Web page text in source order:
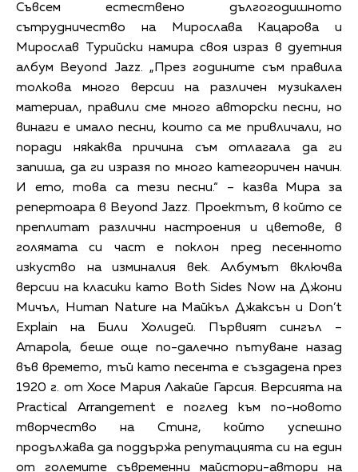
Съвсем естествено дългогодишното
сътрудничество на Мирослава Кацарова и
Мирослав Турийски намира своя израз в дуетния
албум Beyond Jazz. „През годините съм правила
толкова много версии на различен музикален
материал, правили сме много авторски песни, но
винаги е имало песни, които са ме привличали, но
поради някаква причина съм отлагала да ги
запиша, да ги изразя по много категоричен начин.
И ето, това са тези песни.“ – казва Мира за
репертоара в Beyond Jazz. Проектът, в който се
преплитат различни настроения и цветове, в
голямата си част е поклон пред песенното
изкуство на изминалия век. Албумът включва
версии на класики като Both Sides Now на Джони
Мичъл, Human Nature на Майкъл Джаксън и Don’t
Explain на Били Холидей. Първият сингъл –
Amapola, беше още по-далечно пътуване назад
във времето, тъй като песента е създадена през
1920 г. от Хосе Мария Лакайе Гарсия. Версията на
Practical Arrangement е поглед към по-новото
творчество на Стинг, който успешно
продължава да поддържа репутацията си на един
от големите съвременни майстори-автори на